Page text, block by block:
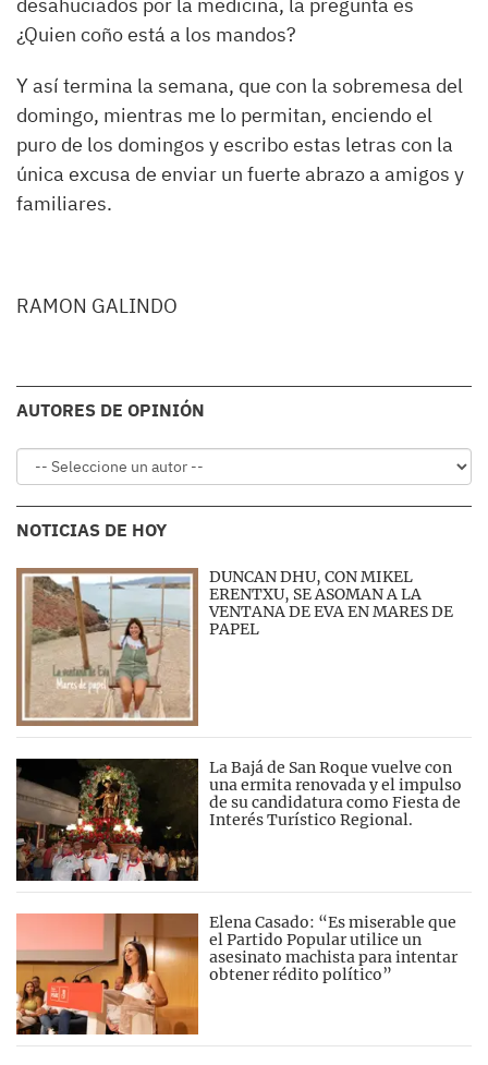
¿Quien coño está a los mandos?
Y así termina la semana, que con la sobremesa del
domingo, mientras me lo permitan, enciendo el
puro de los domingos y escribo estas letras con la
única excusa de enviar un fuerte abrazo a amigos y
familiares.
RAMON GALINDO
AUTORES DE OPINIÓN
NOTICIAS DE HOY
DUNCAN DHU, CON MIKEL
ERENTXU, SE ASOMAN A LA
VENTANA DE EVA EN MARES DE
PAPEL
La Bajá de San Roque vuelve con
una ermita renovada y el impulso
de su candidatura como Fiesta de
Interés Turístico Regional.
Elena Casado: “Es miserable que
el Partido Popular utilice un
asesinato machista para intentar
obtener rédito político”